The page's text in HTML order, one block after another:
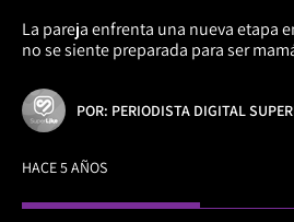
La pareja enfrenta una nueva etapa
no se siente preparada para ser
POR: PERIODISTA DIGITAL
HACE 5 AÑOS